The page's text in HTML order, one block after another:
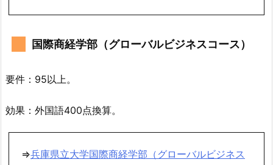
国際商経学部（グローバルビジネスコース）
要件：95以上。
効果：外国語400点換算。
⇒兵庫県立大学国際商経学部（グローバルビジネス